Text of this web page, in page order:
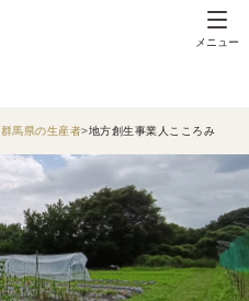
メニュー
群馬県の生産者 地方創生事業人こころみ